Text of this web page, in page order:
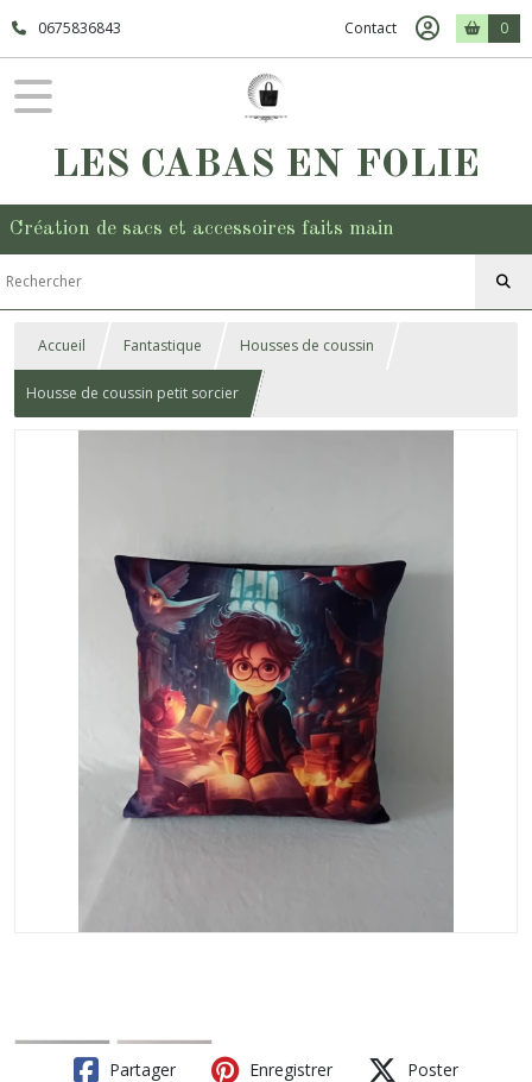
0675836843 Contact 0
LES CABAS EN FOLIE
Création de sacs et accessoires faits main
Accueil Fantastique Housses de coussin
Housse de coussin petit sorcier
Partager Enregistrer Poster